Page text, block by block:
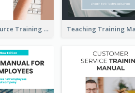
Human Resource Training Manual